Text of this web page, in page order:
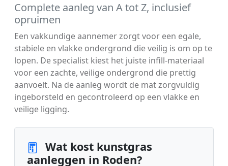
Complete aanleg van A tot Z, inclusief
opruimen
Een vakkundige aannemer zorgt voor een egale,
stabiele en vlakke ondergrond die veilig is om op te
lopen. De specialist kiest het juiste infill-materiaal
voor een zachte, veilige ondergrond die prettig
aanvoelt. Na de aanleg wordt de mat zorgvuldig
ingeborsteld en gecontroleerd op een vlakke en
veilige ligging.
Wat kost kunstgras
aanleggen in Roden?